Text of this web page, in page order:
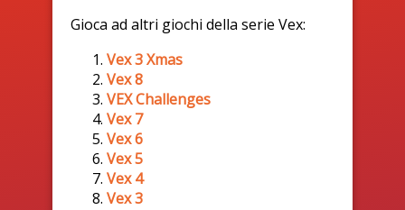
Gioca ad altri giochi della serie Vex:
Vex 3 Xmas
Vex 8
VEX Challenges
Vex 7
Vex 6
Vex 5
Vex 4
Vex 3